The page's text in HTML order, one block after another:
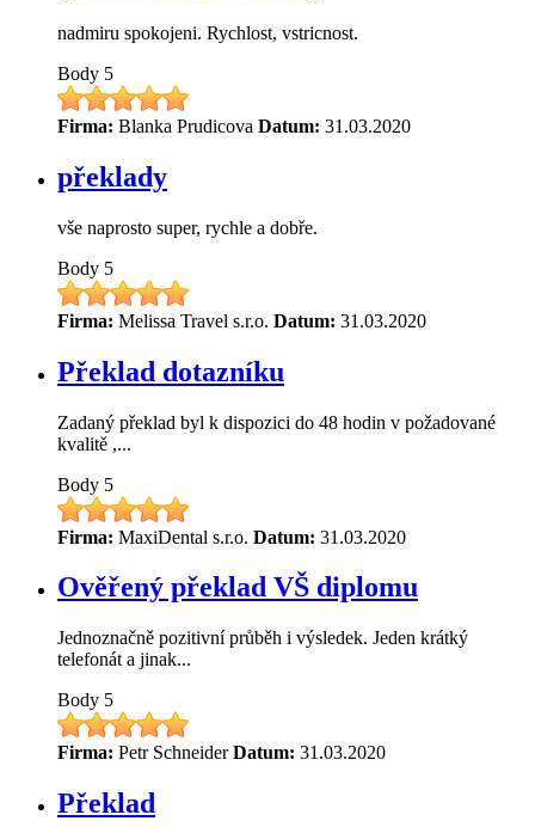
nadmiru spokojeni. Rychlost, vstricnost.
Body 5
Firma: Blanka Prudicova Datum: 31.03.2020
překlady
vše naprosto super, rychle a dobře.
Body 5
Firma: Melissa Travel s.r.o. Datum: 31.03.2020
Překlad dotazníku
Zadaný překlad byl k dispozici do 48 hodin v požadované
kvalitě ,...
Body 5
Firma: MaxiDental s.r.o. Datum: 31.03.2020
Ověřený překlad VŠ diplomu
Jednoznačně pozitivní průběh i výsledek. Jeden krátký
telefonát a jinak...
Body 5
Firma: Petr Schneider Datum: 31.03.2020
Překlad